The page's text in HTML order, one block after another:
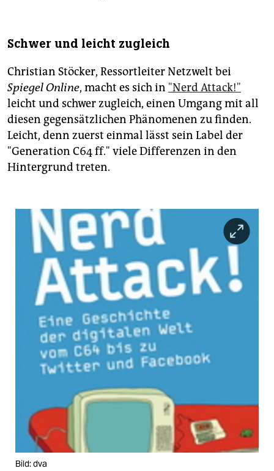
Schwer und leicht zugleich
Christian Stöcker, Ressortleiter Netzwelt bei
Spiegel Online, macht es sich in "Nerd Attack!"
leicht und schwer zugleich, einen Umgang mit all
diesen gegensätzlichen Phänomenen zu finden.
Leicht, denn zuerst einmal lässt sein Label der
"Generation C64 ff." viele Differenzen in den
Hintergrund treten.
Bild: dva